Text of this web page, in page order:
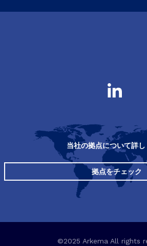
当社の拠点について詳し
拠点をチェック
©2025 Arkema All rights